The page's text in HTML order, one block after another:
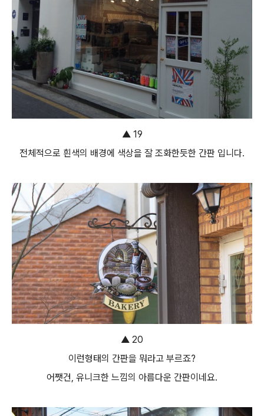
▲ 19
전체적으로 흰색의 배경에 색상을 잘 조화한듯한 간판 입니다.
▲ 20
이런형태의 간판을 뭐라고 부르죠?
어쨋건, 유니크한 느낌의 아름다운 간판이네요.